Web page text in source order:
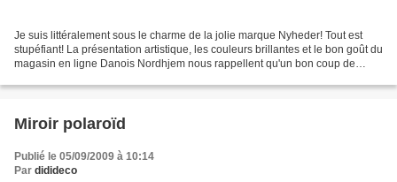
Je suis littéralement sous le charme de la jolie marque Nyheder! Tout est
stupéfiant! La présentation artistique, les couleurs brillantes et le bon goût du
magasin en ligne Danois Nordhjem nous rappellent qu'un bon coup de
Miroir polaroïd
Publié le 05/09/2009 à 10:14
Par didideco